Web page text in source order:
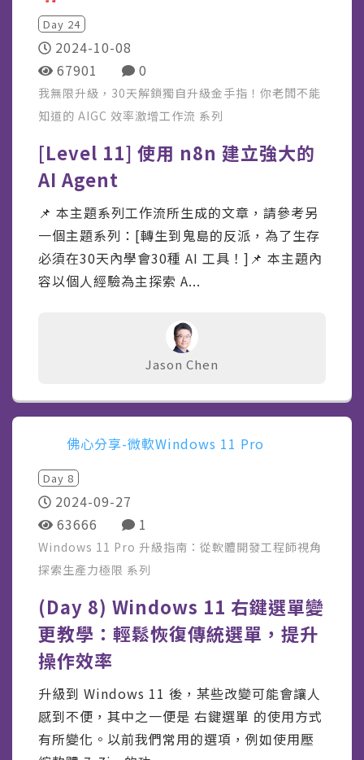
Day 24
2024-10-08
67901
0
我無限升級，30天解鎖獨自升級金手指！你老闆不能
知道的 AIGC 效率激增工作流 系列
[Level 11] 使用 n8n 建立強大的
AI Agent
📌 本主題系列工作流所生成的文章，請參考另
一個主題系列：[轉生到鬼島的反派，為了生存
必須在30天內學會30種 AI 工具！]📌 本主題內
容以個人經驗為主探索 A...
Jason Chen
佛心分享-微軟Windows 11 Pro
Day 8
2024-09-27
63666
1
Windows 11 Pro 升級指南：從軟體開發工程師視角
探索生產力極限 系列
(Day 8) Windows 11 右鍵選單變
更教學：輕鬆恢復傳統選單，提升
操作效率
升級到 Windows 11 後，某些改變可能會讓人
感到不便，其中之一便是 右鍵選單 的使用方式
有所變化。以前我們常用的選項，例如使用壓